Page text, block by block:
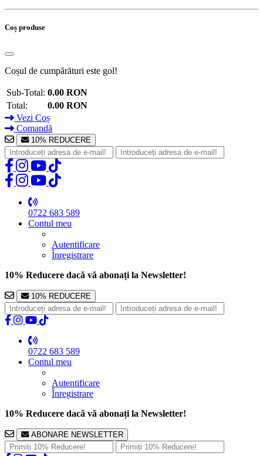
Coș produse
Coșul de cumpărături este gol!
Sub-Total: 0.00 RON
Total:
0.00 RON
Vezi Coș
Comandă
10% REDUCERE
0722 683 589
Contul meu
Autentificare
Înregistrare
10% Reducere dacă vă abonați la Newsletter!
10% REDUCERE
0722 683 589
Contul meu
Autentificare
Înregistrare
10% Reducere dacă vă abonați la Newsletter!
ABONARE NEWSLETTER